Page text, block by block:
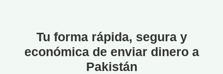
Tu forma rápida, segura y
económica de enviar dinero a
Pakistán